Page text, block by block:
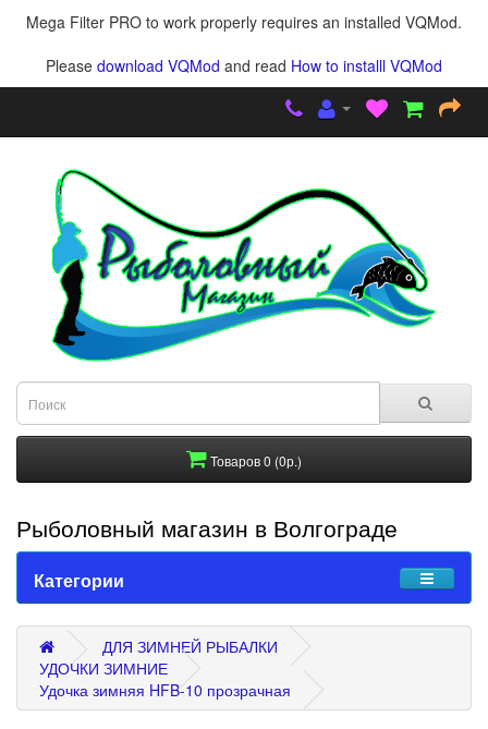
Mega Filter PRO to work properly requires an installed VQMod.
Please download VQMod and read How to installl VQMod
Товаров 0 (0р.)
Рыболовный магазин в Волгограде
Категории
ДЛЯ ЗИМНЕЙ РЫБАЛКИ
УДОЧКИ ЗИМНИЕ
Удочка зимняя HFB-10 прозрачная